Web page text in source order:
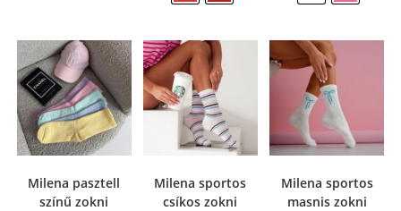
Milena pasztell
színű zokni
Milena sportos
csíkos zokni
Milena sportos
masnis zokni